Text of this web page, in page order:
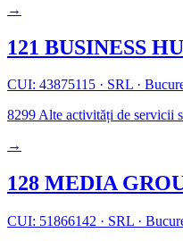
→
121 BUSINESS
CUI: 43875115 · SRL ·
8299Alte activități de servicii
→
128 MEDIA
CUI: 51866142 · SRL ·